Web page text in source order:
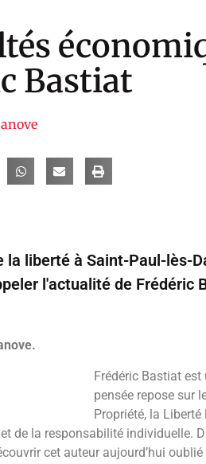
Bastiat
la liberté à Saint-Paul-lès-
l'actualité de Frédéric
Frédéric Bastiat
pensée repose sur
Propriété, la Liberté
de la responsabilité individuelle.
cet auteur aujourd’hui